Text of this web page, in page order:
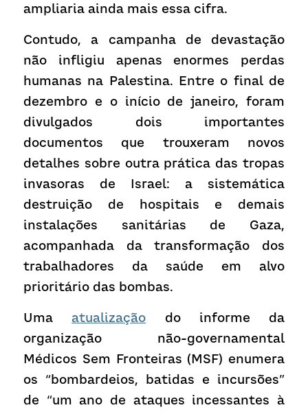
ampliaria ainda mais essa cifra.
Contudo, a campanha de devastação
não infligiu apenas enormes perdas
humanas na Palestina. Entre o final de
dezembro e o início de janeiro, foram
divulgados dois importantes
documentos que trouxeram novos
detalhes sobre outra prática das tropas
invasoras de Israel: a sistemática
destruição de hospitais e demais
instalações sanitárias de Gaza,
acompanhada da transformação dos
trabalhadores da saúde em alvo
prioritário das bombas.
Uma atualização do informe da
organização não-governamental
Médicos Sem Fronteiras (MSF) enumera
os “bombardeios, batidas e incursões”
de “um ano de ataques incessantes à